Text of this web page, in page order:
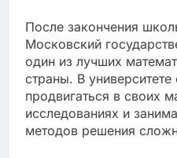
После закончения
Московский
один из лучших
страны. В
продвигаться в своих
исследованиях и
методов решения